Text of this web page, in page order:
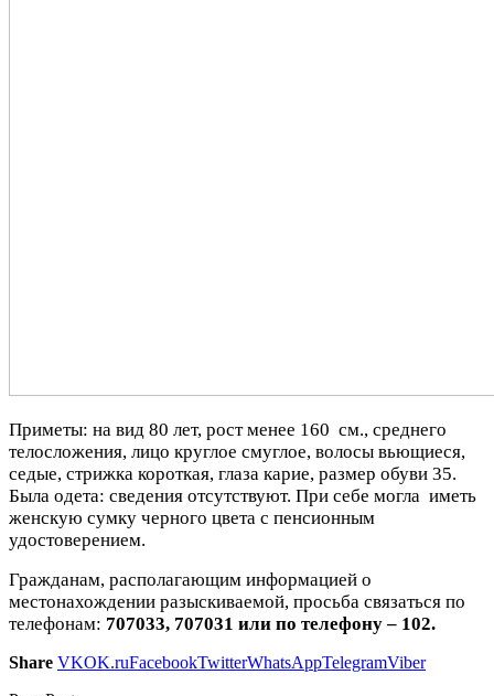
Приметы: на вид 80 лет, рост менее 160 см., среднего
телосложения, лицо круглое смуглое, волосы вьющиеся,
седые, стрижка короткая, глаза карие, размер обуви 35.
Была одета: сведения отсутствуют. При себе могла иметь
женскую сумку черного цвета с пенсионным
удостоверением.
Гражданам, располагающим информацией о
местонахождении разыскиваемой, просьба связаться по
телефонам: 707033, 707031 или по телефону – 102.
Share VKOK.ruFacebookTwitterWhatsAppTelegramViber